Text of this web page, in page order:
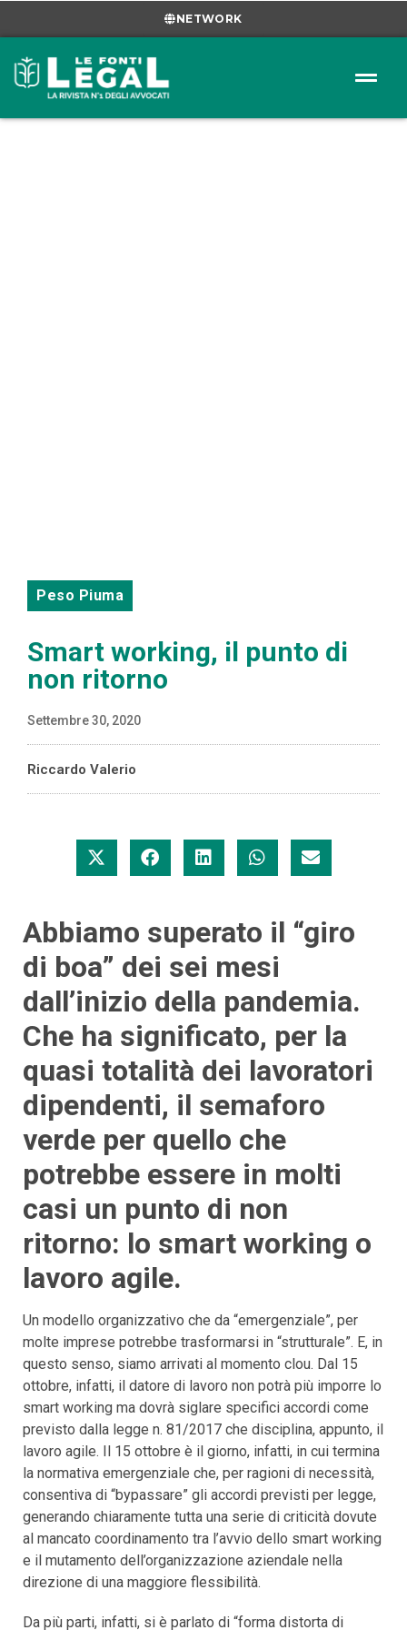
NETWORK
Peso Piuma
Smart working, il punto di
non ritorno
Settembre 30, 2020
Riccardo Valerio
Abbiamo superato il “giro
di boa” dei sei mesi
dall’inizio della pandemia.
Che ha significato, per la
quasi totalità dei lavoratori
dipendenti, il semaforo
verde per quello che
potrebbe essere in molti
casi un punto di non
ritorno: lo smart working o
lavoro agile.
Un modello organizzativo che da “emergenziale”, per
molte imprese potrebbe trasformarsi in “strutturale”. E, in
questo senso, siamo arrivati al momento clou. Dal 15
ottobre, infatti, il datore di lavoro non potrà più imporre lo
smart working ma dovrà siglare specifici accordi come
previsto dalla legge n. 81/2017 che disciplina, appunto, il
lavoro agile. Il 15 ottobre è il giorno, infatti, in cui termina
la normativa emergenziale che, per ragioni di necessità,
consentiva di “bypassare” gli accordi previsti per legge,
generando chiaramente tutta una serie di criticità dovute
al mancato coordinamento tra l’avvio dello smart working
e il mutamento dell’organizzazione aziendale nella
direzione di una maggiore flessibilità.
Da più parti, infatti, si è parlato di “forma distorta di